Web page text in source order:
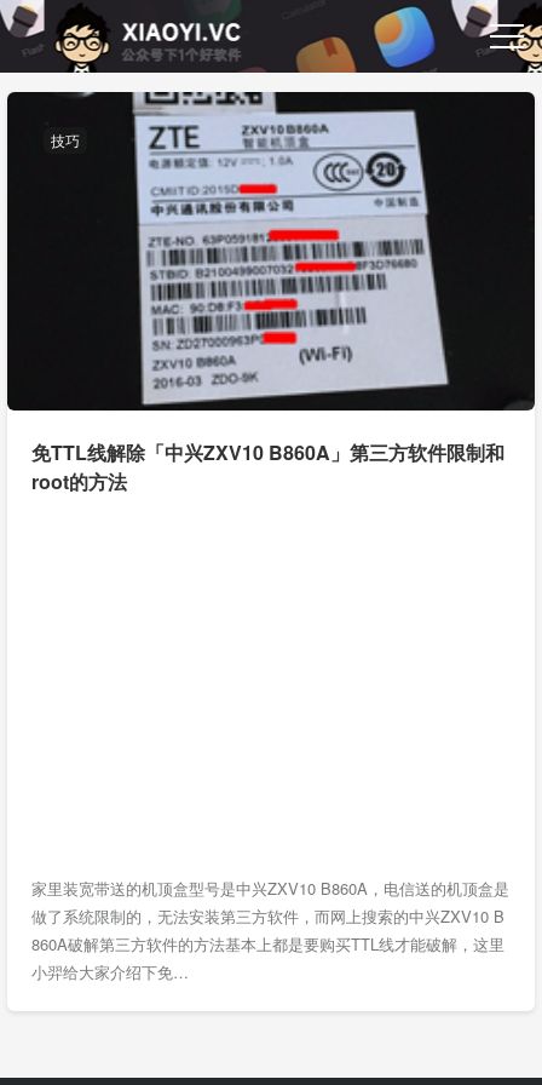
技巧
免TTL线解除「中兴ZXV10 B860A」第三方软件限制和
root的方法
家里装宽带送的机顶盒型号是中兴ZXV10 B860A，电信送的机顶盒是
做了系统限制的，无法安装第三方软件，而网上搜索的中兴ZXV10 B
860A破解第三方软件的方法基本上都是要购买TTL线才能破解，这里
小羿给大家介绍下免…